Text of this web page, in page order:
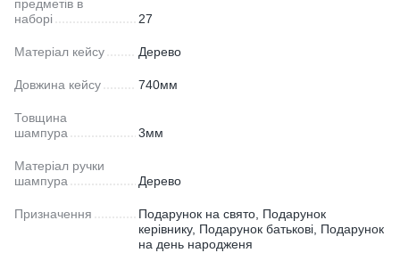
предметів в
наборі
27
Матеріал кейсу Дерево
Довжина кейсу 740мм
Товщина
шампура
3мм
Матеріал ручки
шампура
Дерево
Призначення
Подарунок на свято, Подарунок
керівнику, Подарунок батькові, Подарунок
на день народженя